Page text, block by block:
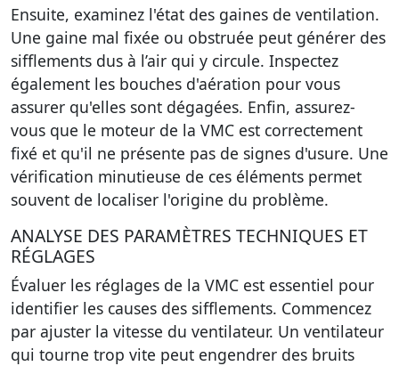
Ensuite, examinez l'état des gaines de ventilation.
Une gaine mal fixée ou obstruée peut générer des
sifflements dus à l’air qui y circule. Inspectez
également les bouches d'aération pour vous
assurer qu'elles sont dégagées. Enfin, assurez-
vous que le moteur de la VMC est correctement
fixé et qu'il ne présente pas de signes d'usure. Une
vérification minutieuse de ces éléments permet
souvent de localiser l'origine du problème.
ANALYSE DES PARAMÈTRES TECHNIQUES ET
RÉGLAGES
Évaluer les réglages de la VMC est essentiel pour
identifier les causes des sifflements. Commencez
par ajuster la vitesse du ventilateur. Un ventilateur
qui tourne trop vite peut engendrer des bruits